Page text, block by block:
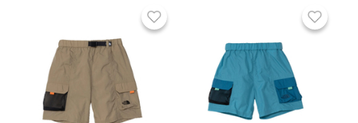
お気に入り